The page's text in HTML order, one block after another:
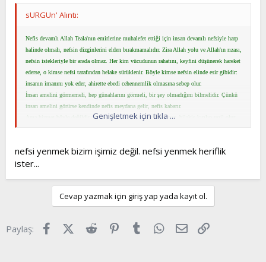
sURGUn' Alıntı:
Nefis devamlı Allah Teala'nın emirlerine muhalefet ettiği için insan devamlı nefsiyle harp
halinde olmalı, nefsin dizginlerini elden bırakmamalıdır. Zira Allah yolu ve Allah'ın rızası,
nefsin istekleriyle bir arada olmaz. Her kim vücudunun rahatını, keyfini düşünerek hareket
ederse, o kimse nefsi tarafından helake sürüklenir. Böyle kimse nefsin elinde esir gibidir:
insanın imanını yok eder, ahirette ebedi cehennemlik olmasına sebep olur.
İnsan amelini görmemeli, hep günahlarını görmeli, bir şey olmadığını bilmelidir. Çünkü
insan amelini görürse kendinde nefis meydana gelir, nefis kabarır.
Ama hizmet böyle değildir, insan çalışırsa nefis vücut bulamaz, bilakis kırılıp rezil olur,
Genişletmek için tıkla ...
nefsi yenmek bizim işimiz değil. nefsi yenmek heriflik
ister...
Cevap yazmak için giriş yap yada kayıt ol.
Paylaş: FacebookX (Twitter)
Reddit Pinterest
Tumblr WhatsApp
E-posta